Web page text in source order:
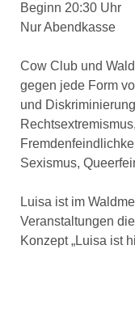
Beginn 20:30 Uhr
Nur Abendkasse
Cow Club und
gegen jede Form
und
Sexismus,
Luisa ist im
Veranstaltungen
Konzept „Luisa ist